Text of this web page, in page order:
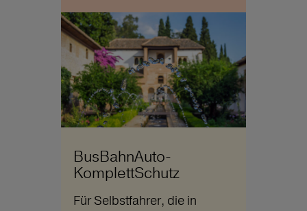
BusBahnAuto-
KomplettSchutz
Für Selbstfahrer, die in